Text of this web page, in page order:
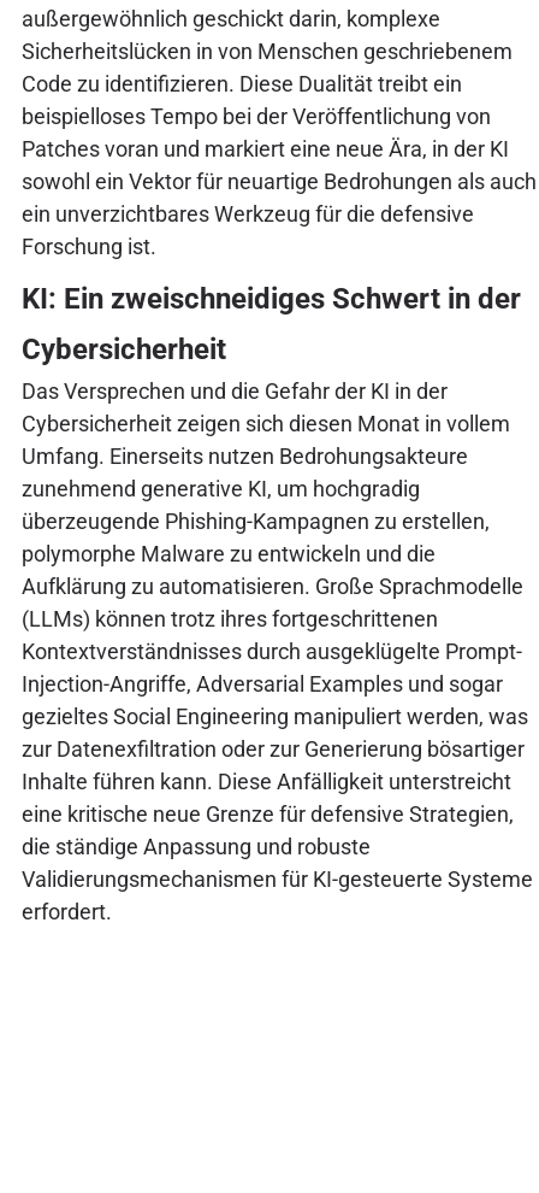
außergewöhnlich geschickt darin, komplexe
Sicherheitslücken in von Menschen geschriebenem
Code zu identifizieren. Diese Dualität treibt ein
beispielloses Tempo bei der Veröffentlichung von
Patches voran und markiert eine neue Ära, in der KI
sowohl ein Vektor für neuartige Bedrohungen als auch
ein unverzichtbares Werkzeug für die defensive
Forschung ist.
KI: Ein zweischneidiges Schwert in der
Cybersicherheit
Das Versprechen und die Gefahr der KI in der
Cybersicherheit zeigen sich diesen Monat in vollem
Umfang. Einerseits nutzen Bedrohungsakteure
zunehmend generative KI, um hochgradig
überzeugende Phishing-Kampagnen zu erstellen,
polymorphe Malware zu entwickeln und die
Aufklärung zu automatisieren. Große Sprachmodelle
(LLMs) können trotz ihres fortgeschrittenen
Kontextverständnisses durch ausgeklügelte Prompt-
Injection-Angriffe, Adversarial Examples und sogar
gezieltes Social Engineering manipuliert werden, was
zur Datenexfiltration oder zur Generierung bösartiger
Inhalte führen kann. Diese Anfälligkeit unterstreicht
eine kritische neue Grenze für defensive Strategien,
die ständige Anpassung und robuste
Validierungsmechanismen für KI-gesteuerte Systeme
erfordert.